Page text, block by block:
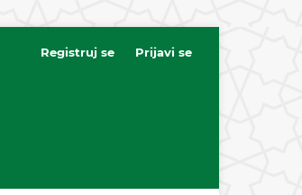
Registruj se Prijavi se